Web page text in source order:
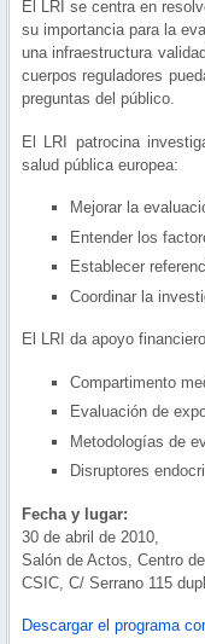
El LRI se centra en
su importancia para la
una infraestructura
cuerpos reguladores
preguntas del público.
El LRI patrocina
salud pública europea:
Mejorar la
Entender los
Establecer
Coordinar la
El LRI da apoyo
Compartimento
Evaluación de
Metodologías de
Disruptores
Fecha y lugar:
30 de abril de 2010,
Salón de Actos, Centro
CSIC, C/ Serrano 115
Descargar el programa